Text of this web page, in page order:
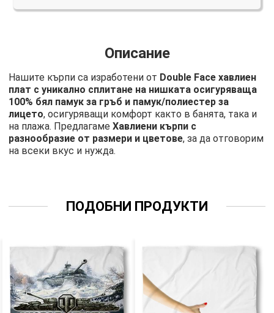
Описание
Нашите кърпи са изработени от Double Face хавлиен
плат с уникално сплитане на нишката осигуряваща
100% бял памук за гръб и памук/полиестер за
лицето, осигуряващи комфорт както в банята, така и
на плажа. ПредлагамеХавлиени кърпи с
разнообразие от размери и цветове, за да отговорим
на всеки вкус и нужда.
ПОДОБНИ ПРОДУКТИ